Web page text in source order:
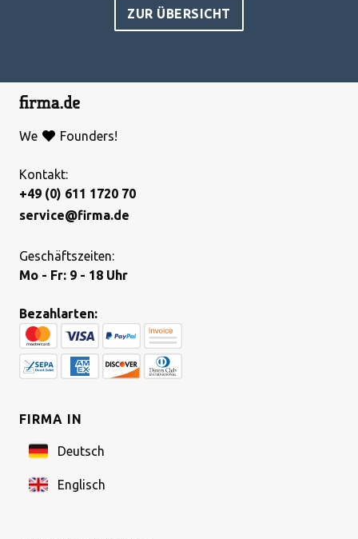
ZUR ÜBERSICHT
We Founders!
Kontakt:
+49 (0) 611 1720 70
service@firma.de
Geschäftszeiten:
Mo - Fr: 9 - 18 Uhr
Bezahlarten:
FIRMA IN
Deutsch
Englisch